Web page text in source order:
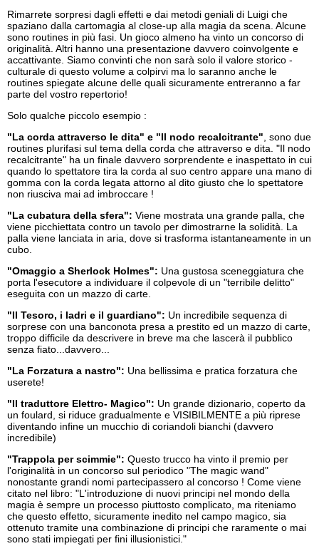
Rimarrete sorpresi dagli effetti e dai metodi geniali di Luigi che
spaziano dalla cartomagia al close-up alla magia da scena. Alcune
sono routines in più fasi. Un gioco almeno ha vinto un concorso di
originalità. Altri hanno una presentazione davvero coinvolgente e
accattivante. Siamo convinti che non sarà solo il valore storico -
culturale di questo volume a colpirvi ma lo saranno anche le
routines spiegate alcune delle quali sicuramente entreranno a far
parte del vostro repertorio!
Solo qualche piccolo esempio :
"La corda attraverso le dita" e "Il nodo recalcitrante", sono due
routines plurifasi sul tema della corda che attraverso e dita. "Il nodo
recalcitrante" ha un finale davvero sorprendente e inaspettato in cui
quando lo spettatore tira la corda al suo centro appare una mano di
gomma con la corda legata attorno al dito giusto che lo spettatore
non riusciva mai ad imbroccare !
"La cubatura della sfera": Viene mostrata una grande palla, che
viene picchiettata contro un tavolo per dimostrarne la solidità. La
palla viene lanciata in aria, dove si trasforma istantaneamente in un
cubo.
"Omaggio a Sherlock Holmes": Una gustosa sceneggiatura che
porta l'esecutore a individuare il colpevole di un "terribile delitto"
eseguita con un mazzo di carte.
"Il Tesoro, i ladri e il guardiano": Un incredibile sequenza di
sorprese con una banconota presa a prestito ed un mazzo di carte,
troppo difficile da descrivere in breve ma che lascerà il pubblico
senza fiato...davvero...
"La Forzatura a nastro": Una bellissima e pratica forzatura che
userete!
"Il traduttore Elettro- Magico": Un grande dizionario, coperto da
un foulard, si riduce gradualmente e VISIBILMENTE a più riprese
diventando infine un mucchio di coriandoli bianchi (davvero
incredibile)
"Trappola per scimmie": Questo trucco ha vinto il premio per
l'originalità in un concorso sul periodico "The magic wand"
nonostante grandi nomi partecipassero al concorso ! Come viene
citato nel libro: "L'introduzione di nuovi principi nel mondo della
magia è sempre un processo piuttosto complicato, ma riteniamo
che questo effetto, sicuramente inedito nel campo magico, sia
ottenuto tramite una combinazione di principi che raramente o mai
sono stati impiegati per fini illusionistici."